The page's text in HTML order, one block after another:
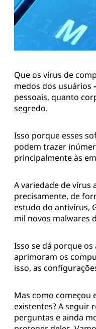
Que os vírus de
medos dos usuários
pessoais, quanto
segredo.
Isso porque esses
podem trazer
principalmente às
A variedade de vírus
precisamente, de
estudo do antivírus,
mil novos malwares
Isso se dá porque
aprimoram os
isso, as
Mas como começou
existentes? A seguir
perguntas e ainda